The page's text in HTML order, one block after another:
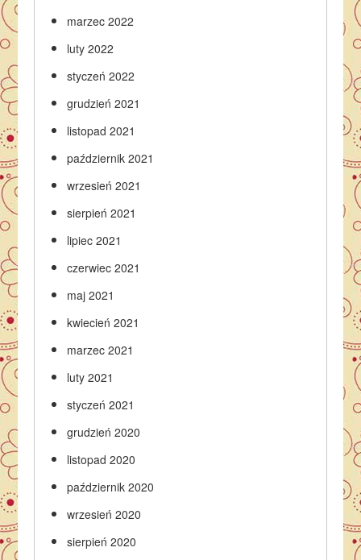
marzec 2022
luty 2022
styczeń 2022
grudzień 2021
listopad 2021
październik 2021
wrzesień 2021
sierpień 2021
lipiec 2021
czerwiec 2021
maj 2021
kwiecień 2021
marzec 2021
luty 2021
styczeń 2021
grudzień 2020
listopad 2020
październik 2020
wrzesień 2020
sierpień 2020